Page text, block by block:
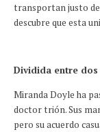
transportan justo
descubre que esta
Dividida entre
Miranda Doyle ha
doctor trión. Sus
pero su acuerdo